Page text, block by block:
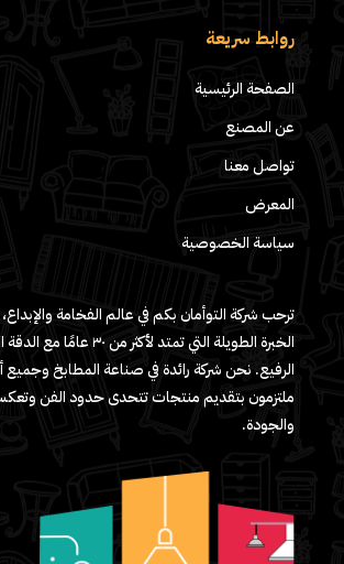
روابط سريعة
الصفحة الرئيسية
عن المصنع
تواصل معنا
المعرض
سياسة الخصوصية
ترحب شركة التوأمان بكم في عالم الفخامة
الخبرة الطويلة التي تمتد
الرفيع. نحن شركة رائدة في صناعة المطابخ وجميع
ملتزمون بتقديم منتجات تتحدى حدود الفن
والجودة.